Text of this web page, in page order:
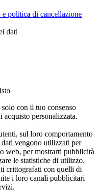
politica di cancellazione
dati
con il tuo consenso
personalizzata.
sul loro comportamento
vengono utilizzati per
web, per mostrarti pubblicità
le statistiche di utilizzo.
crittografati con quelli di
i loro canali pubblicitari